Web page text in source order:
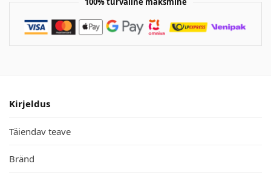
Kirjeldus
Täiendav teave
Bränd